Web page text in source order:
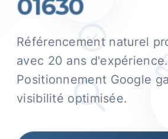
Référencement naturel
avec 20 ans d'expérience.
Positionnement Google
visibilité optimisée.